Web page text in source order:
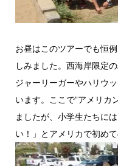
お昼はこのツアーでも恒
しみました。西海岸限定
ジャーリーガーやハリウ
います。ここで”アメリカ
ましたが、小学生たちに
い！」とアメリカで初め